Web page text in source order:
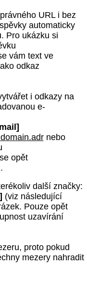
URL i bez
automaticky
Pro ukázku si
vám text ve
odkaz
i odkazy na
e-
nebo
opět
další značky:
(viz následující
Pouze opět
uzavírání
proto pokud
mezery nahradit